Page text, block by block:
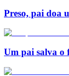
Preso, pai doa
Um pai salva o